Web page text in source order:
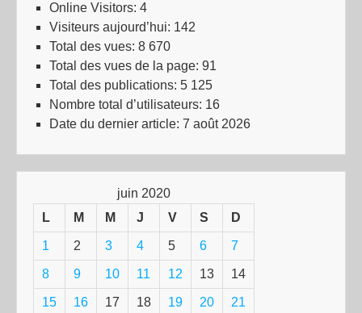
Online Visitors: 4
Visiteurs aujourd’hui: 142
Total des vues: 8 670
Total des vues de la page: 91
Total des publications: 5 125
Nombre total d’utilisateurs: 16
Date du dernier article: 7 août 2026
juin 2020
L
M M J V S D
1 2 3 4 5 6 7
8 9 10 11 12 13 14
15 16 17 18 19 20 21